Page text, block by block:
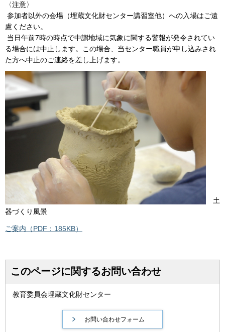
〈注意〉
参加者以外の会場（埋蔵文化財センター講習室他）への入場はご遠
慮ください。
当日午前7時の時点で中讃地域に気象に関する警報が発令されてい
る場合には中止します。この場合、当センター職員が申し込みされ
た方へ中止のご連絡を差し上げます。
土
器づくり風景
ご案内（PDF：185KB）
このページに関するお問い合わせ
教育委員会埋蔵文化財センター